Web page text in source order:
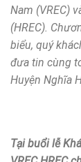
Nam (VREC)
(HREC) .
biểu, quý
đưa tin cùng
Huyện Nghĩa
Tại buổi lễ